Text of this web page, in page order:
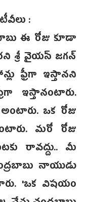
:
ఈ రోజు కూడా
శ్రీ వైయస్‌ జగన్‌
ఫ్రీగా ఇస్తానని
ఇస్తానంటారు.
ఒక రోజు
మరో రోజు
రావద్దు.. మీ
నాయుడు
'ఒక విషయం